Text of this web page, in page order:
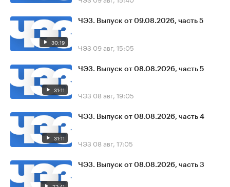
30:19
ЧЭЗ. Выпуск от 09.08.2026, часть 5
ЧЭЗ 09 авг, 15:05
31:11
ЧЭЗ. Выпуск от 08.08.2026, часть 5
ЧЭЗ 08 авг, 19:05
31:11
ЧЭЗ. Выпуск от 08.08.2026, часть 4
ЧЭЗ 08 авг, 17:05
ЧЭЗ. Выпуск от 08.08.2026, часть 3